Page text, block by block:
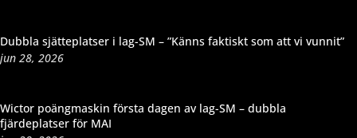
Dubbla sjätteplatser i lag-SM – ”Känns faktiskt som att vi vunnit”
jun 28, 2026
Wictor poängmaskin första dagen av lag-SM – dubbla
fjärdeplatser för MAI